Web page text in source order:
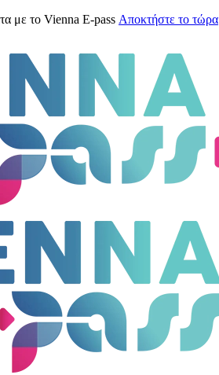
με το Vienna E-pass Αποκτήστε το τώρα